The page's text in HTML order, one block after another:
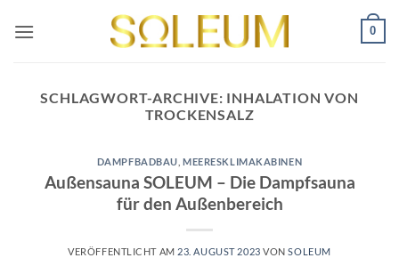
Inhalt
0
SCHLAGWORT-ARCHIVE: INHALATION VON
TROCKENSALZ
DAMPFBADBAU ,MEERESKLIMAKABINEN
Außensauna SOLEUM – Die Dampfsauna
für den Außenbereich
VERÖFFENTLICHT AM 23. AUGUST 2023 VONSOLEUM